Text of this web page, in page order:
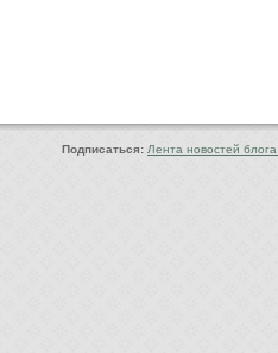
Подписаться: Лента новостей